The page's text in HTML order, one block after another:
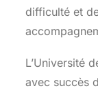
difficulté et
L’Université
avec succès